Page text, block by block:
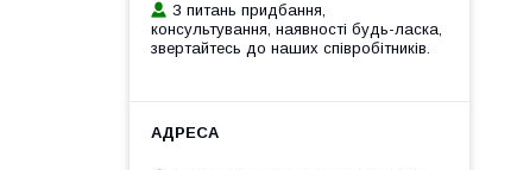
З питань придбання,
консультування, наявності будь-ласка,
звертайтесь до наших співробітників.